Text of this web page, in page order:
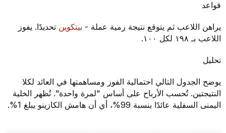
قواعد
يراهن اللاعب ثم يتوقع نتيجة رمية عملة -بيتكوينتحديدًا. يفوز
اللاعب بـ ١٩٨ لكل ١٠٠.
تحليل
يوضح الجدول التالي احتمالية الفوز ومساهمتها في العائد لكلا
النتيجتين. تُحسب الأرباح على أساس "لمرة واحدة". تُظهر الخلية
اليمنى السفلية عائدًا بنسبة 99%، أي أن هامش الكازينو يبلغ 1%.